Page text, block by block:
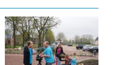
Verzorging
Dieren & Tuin